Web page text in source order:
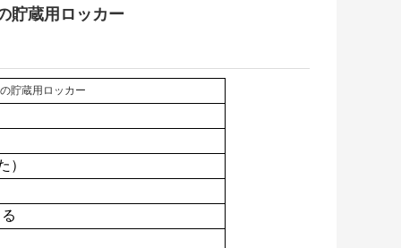
貯蔵用ロッカー
貯蔵用ロッカー
）